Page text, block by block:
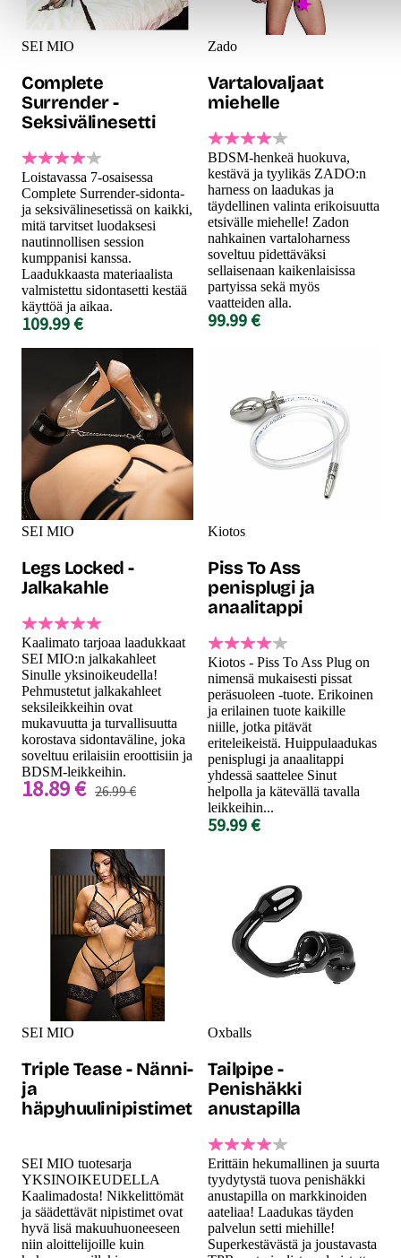
SEI MIO
Complete
Surrender -
Seksivälinesetti
Loistavassa 7-osaisessa
Complete Surrender-sidonta-
ja seksivälinesetissä on kaikki,
mitä tarvitset luodaksesi
nautinnollisen session
kumppanisi kanssa.
Laadukkaasta materiaalista
valmistettu sidontasetti kestää
käyttöä ja aikaa.
109.99 €
Zado
Vartalovaljaat
miehelle
BDSM-henkeä huokuva,
kestävä ja tyylikäs ZADO:n
harness on laadukas ja
täydellinen valinta erikoisuutta
etsivälle miehelle! Zadon
nahkainen vartaloharness
soveltuu pidettäväksi
sellaisenaan kaikenlaisissa
partyissa sekä myös
vaatteiden alla.
99.99 €
SEI MIO
Legs Locked -
Jalkakahle
Kaalimato tarjoaa laadukkaat
SEI MIO:n jalkakahleet
Sinulle yksinoikeudella!
Pehmustetut jalkakahleet
seksileikkeihin ovat
mukavuutta ja turvallisuutta
korostava sidontaväline, joka
soveltuu erilaisiin eroottisiin ja
BDSM-leikkeihin.
18.89 € 26.99 €
Kiotos
Piss To Ass
penisplugi ja
anaalitappi
Kiotos - Piss To Ass Plug on
nimensä mukaisesti pissat
peräsuoleen -tuote. Erikoinen
ja erilainen tuote kaikille
niille, jotka pitävät
eriteleikeistä. Huippulaadukas
penisplugi ja anaalitappi
yhdessä saattelee Sinut
helpolla ja kätevällä tavalla
leikkeihin...
59.99 €
SEI MIO
Triple Tease - Nänni-
ja
häpyhuulinipistimet
SEI MIO tuotesarja
YKSINOIKEUDELLA
Kaalimadosta! Nikkelittömät
ja säädettävät nipistimet ovat
hyvä lisä makuuhuoneeseen
niin aloittelijoille kuin
Oxballs
Tailpipe -
Penishäkki
anustapilla
Erittäin hekumallinen ja suurta
tyydytystä tuova penishäkki
anustapilla on markkinoiden
aateliaa! Laadukas täyden
palvelun setti miehille!
Superkestävästä ja joustavasta